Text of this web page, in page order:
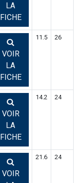
LA
FICHE
VOIR
LA
FICHE
11.5 26
VOIR
LA
FICHE
14.2 24
VOIR
21.6 24